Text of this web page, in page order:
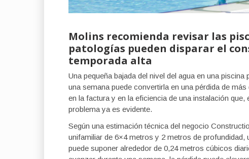
Molins recomienda revisar las
patologías pueden disparar el
temporada alta
Una pequeña bajada del nivel del agua en una
una semana puede convertirla en una pérdida de
en la factura y en la eficiencia de una instalación
problema ya es evidente.
Según una estimación técnica del negocio
unifamiliar de 6×4 metros y 2 metros de
puede suponer alrededor de 0,24 metros cúbicos